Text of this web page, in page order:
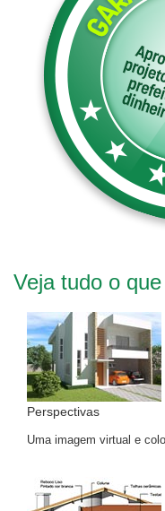
Veja tudo o
Perspectivas
Uma imagem virtual e